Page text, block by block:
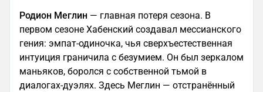
Родион Меглин — главная потеря сезона. В
первом сезоне Хабенский создавал мессианского
гения: эмпат-одиночка, чья сверхъестественная
интуиция граничила с безумием. Он был зеркалом
маньяков, боролся с собственной тьмой в
диалогах-дуэлях. Здесь Меглин — отстранённый